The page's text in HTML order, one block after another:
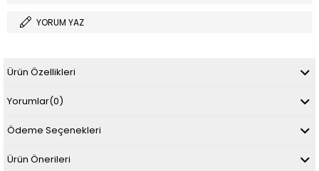
YORUM YAZ
Ürün Özellikleri
Yorumlar(0)
Ödeme Seçenekleri
Ürün Önerileri